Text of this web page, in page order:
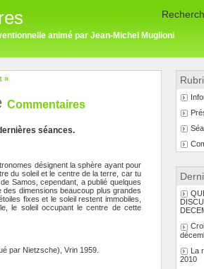
animé par Jean-Michel Muglioni
»
Commentaires
séances.
désignent la sphère ayant pour
du soleil et le centre de la terre, car tu
Samos, cependant, a publié quelques
des dimensions beaucoup plus grandes
fixes et le soleil restent immobiles,
le soleil occupant le centre de cette
par Nietzsche), Vrin 1959.
La
2010